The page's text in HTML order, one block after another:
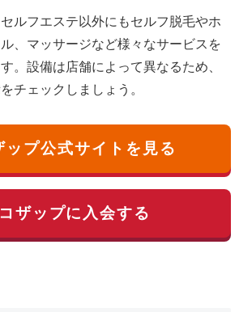
ルフエステ以外にもセルフ脱毛やホ
、マッサージなど様々なサービスを
。設備は店舗によって異なるため、
チェックしましょう。
ップ公式サイトを見る
ザップに入会する